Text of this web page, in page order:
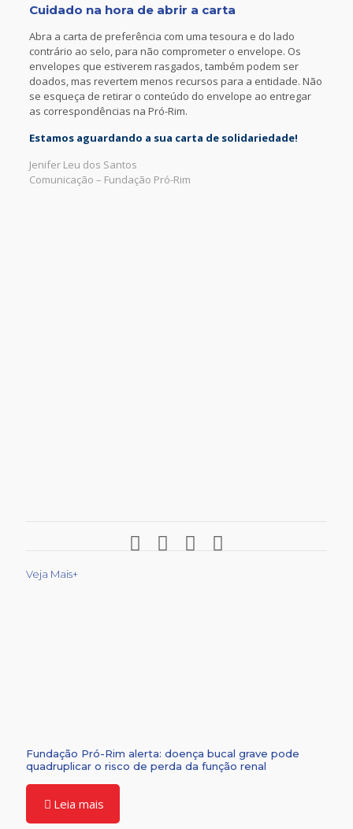
Cuidado na hora de abrir a carta
Abra a carta de preferência com uma tesoura e do lado
contrário ao selo, para não comprometer o envelope. Os
envelopes que estiverem rasgados, também podem ser
doados, mas revertem menos recursos para a entidade. Não
se esqueça de retirar o conteúdo do envelope ao entregar
as correspondências na Pró-Rim.
Estamos aguardando a sua carta de solidariedade!
Jenifer Leu dos Santos
Comunicação – Fundação Pró-Rim
Veja Mais+
Fundação Pró-Rim alerta: doença bucal grave pode
quadruplicar o risco de perda da função renal
Leia mais